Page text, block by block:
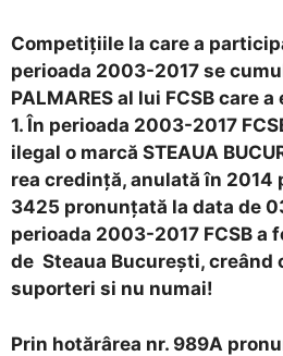
Competiţiile la care a
perioada 2003-2017 se
PALMARES al lui FCSB care
1. În perioada 2003-2017
ilegal o marcă STEAUA
rea credinţă, anulată în 2014
3425 pronunţată la data de
perioada 2003-2017 FCSB a
de Steaua Bucureşti,
suporteri si nu numai!
Prin hotărârea nr. 989A